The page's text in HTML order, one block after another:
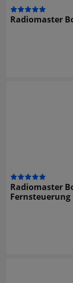
Radiomaster
Radiomaster
Fernsteuerung